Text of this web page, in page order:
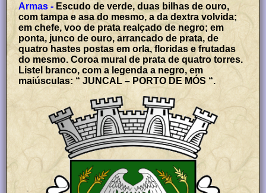
Armas - Escudo de verde, duas bilhas de ouro,
com tampa e asa do mesmo, a da dextra volvida;
em chefe, voo de prata realçado de negro; em
ponta, junco de ouro, arrancado de prata, de
quatro hastes postas em orla, floridas e frutadas
do mesmo. Coroa mural de prata de quatro torres.
Listel branco, com a legenda a negro, em
maiúsculas: “ JUNCAL – PORTO DE MÓS “.